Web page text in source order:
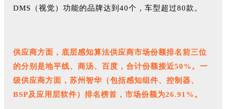
DMS（视觉）功能的品牌达到40个，车型超过80款。
供应商方面，底层感知算法供应商市场份额排名前三位
的分别是地平线、商汤、百度，合计份额接近50%。一
级供应商方面，苏州智华（包括感知组件、控制器、
BSP及应用层软件）排名榜首，市场份额为26.91%。